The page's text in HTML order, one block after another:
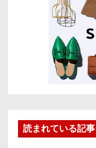
読まれている記